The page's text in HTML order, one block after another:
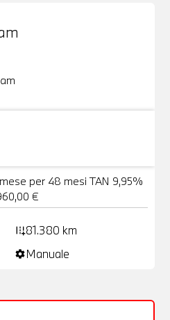
per 48 mesi TAN 9,95%
€
add_road81.380 km
settingsManuale